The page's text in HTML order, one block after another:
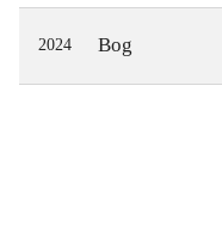
2024 Bog